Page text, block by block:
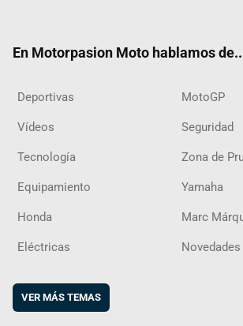
En Motorpasion Moto hablamos
Deportivas MotoGP
Vídeos Seguridad
Tecnología Zona de
Equipamiento Yamaha
Honda Marc
Eléctricas
VER MÁS TEMAS